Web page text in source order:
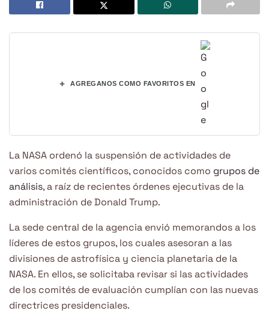
+ AGREGANOS COMO FAVORITOS EN
La NASA ordenó la suspensión de actividades de
varios comités científicos, conocidos como grupos de
análisis, a raíz de recientes órdenes ejecutivas de la
administración de Donald Trump.
La sede central de la agencia envió memorandos a los
líderes de estos grupos, los cuales asesoran a las
divisiones de astrofísica y ciencia planetaria de la
NASA. En ellos, se solicitaba revisar si las actividades
de los comités de evaluación cumplían con las nuevas
directrices presidenciales.